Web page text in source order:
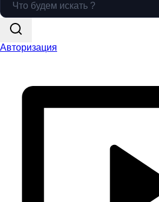
Авторизация